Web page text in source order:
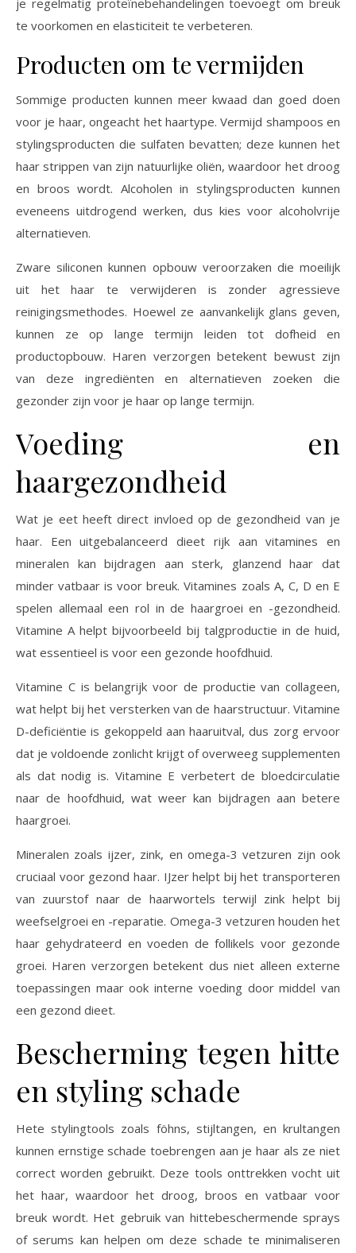
je regelmatig proteïnebehandelingen toevoegt om breuk
te voorkomen en elasticiteit te verbeteren.
Producten om te vermijden
Sommige producten kunnen meer kwaad dan goed doen
voor je haar, ongeacht het haartype. Vermijd shampoos en
stylingsproducten die sulfaten bevatten; deze kunnen het
haar strippen van zijn natuurlijke oliën, waardoor het droog
en broos wordt. Alcoholen in stylingsproducten kunnen
eveneens uitdrogend werken, dus kies voor alcoholvrije
alternatieven.
Zware siliconen kunnen opbouw veroorzaken die moeilijk
uit het haar te verwijderen is zonder agressieve
reinigingsmethodes. Hoewel ze aanvankelijk glans geven,
kunnen ze op lange termijn leiden tot dofheid en
productopbouw. Haren verzorgen betekent bewust zijn
van deze ingrediënten en alternatieven zoeken die
gezonder zijn voor je haar op lange termijn.
Voeding en
haargezondheid
Wat je eet heeft direct invloed op de gezondheid van je
haar. Een uitgebalanceerd dieet rijk aan vitamines en
mineralen kan bijdragen aan sterk, glanzend haar dat
minder vatbaar is voor breuk. Vitamines zoals A, C, D en E
spelen allemaal een rol in de haargroei en -gezondheid.
Vitamine A helpt bijvoorbeeld bij talgproductie in de huid,
wat essentieel is voor een gezonde hoofdhuid.
Vitamine C is belangrijk voor de productie van collageen,
wat helpt bij het versterken van de haarstructuur. Vitamine
D-deficiëntie is gekoppeld aan haaruitval, dus zorg ervoor
dat je voldoende zonlicht krijgt of overweeg supplementen
als dat nodig is. Vitamine E verbetert de bloedcirculatie
naar de hoofdhuid, wat weer kan bijdragen aan betere
haargroei.
Mineralen zoals ijzer, zink, en omega-3 vetzuren zijn ook
cruciaal voor gezond haar. IJzer helpt bij het transporteren
van zuurstof naar de haarwortels terwijl zink helpt bij
weefselgroei en -reparatie. Omega-3 vetzuren houden het
haar gehydrateerd en voeden de follikels voor gezonde
groei. Haren verzorgen betekent dus niet alleen externe
toepassingen maar ook interne voeding door middel van
een gezond dieet.
Bescherming tegen hitte
en styling schade
Hete stylingtools zoals föhns, stijltangen, en krultangen
kunnen ernstige schade toebrengen aan je haar als ze niet
correct worden gebruikt. Deze tools onttrekken vocht uit
het haar, waardoor het droog, broos en vatbaar voor
breuk wordt. Het gebruik van hittebeschermende sprays
of serums kan helpen om deze schade te minimaliseren